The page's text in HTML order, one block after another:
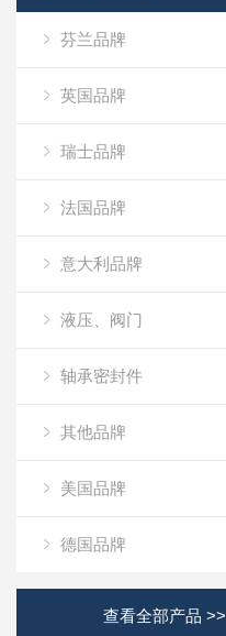
芬兰品牌
英国品牌
瑞士品牌
法国品牌
意大利品牌
液压、阀门
轴承密封件
其他品牌
美国品牌
德国品牌
查看全部产品 >>